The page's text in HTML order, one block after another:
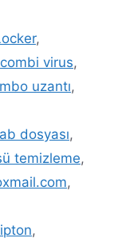
,
combi virus,
uzantı,
dosyası,
temizleme,
,
,